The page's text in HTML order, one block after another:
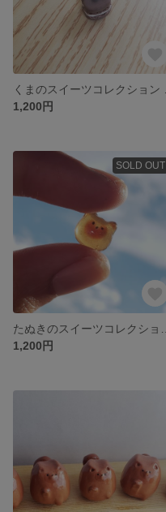
1,200円
SOLD OUT
1,200円